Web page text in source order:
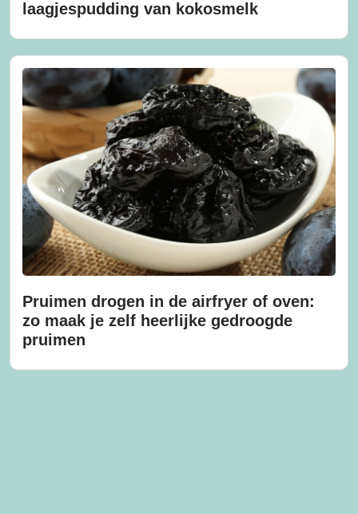
laagjespudding van kokosmelk
Pruimen drogen in de airfryer of oven:
zo maak je zelf heerlijke gedroogde
pruimen